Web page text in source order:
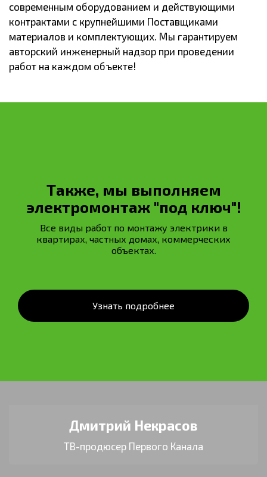
современным оборудованием и действующими
контрактами с крупнейшими Поставщиками
материалов и комплектующих. Мы гарантируем
авторский инженерный надзор при проведении
работ на каждом объекте!
Также, мы выполняем
электромонтаж "под ключ"!
Все виды работ по монтажу электрики в
квартирах, частных домах, коммерческих
объектах.
Узнать подробнее
Дмитрий Некрасов
ТВ-продюсер Первого Канала